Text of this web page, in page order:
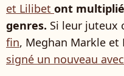
et Lilibet ont
genres. Si leur juteux
fin, Meghan Markle et
signé un nouveau